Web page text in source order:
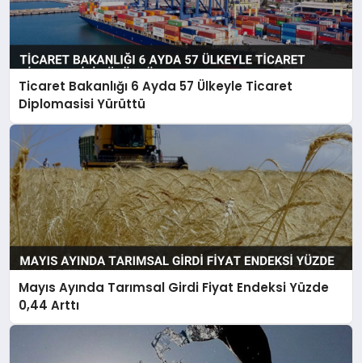
Ticaret Bakanlığı 6 Ayda 57 Ülkeyle Ticaret
Diplomasisi Yürüttü
Mayıs Ayında Tarımsal Girdi Fiyat Endeksi Yüzde
0,44 Arttı